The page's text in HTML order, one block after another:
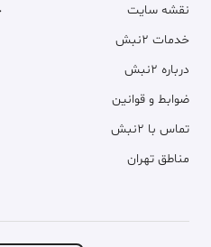
نقشه سایت
خدمات ۲نبش
درباره ۲نبش
ضوابط و قوانین
تماس با ۲نبش
مناطق تهران